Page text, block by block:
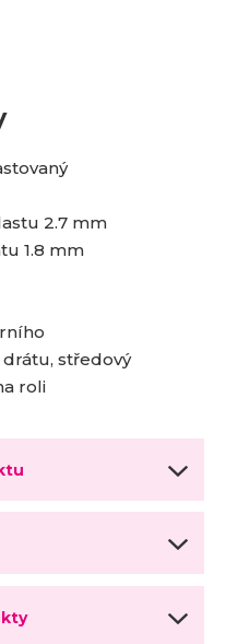
2.7 mm
1.8 mm
středový
roli